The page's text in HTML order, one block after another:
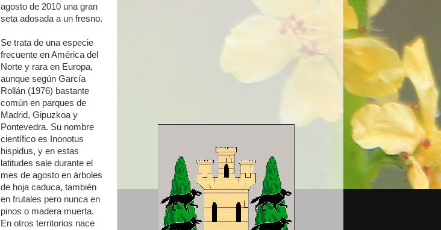
agosto de 2010 una gran
seta adosada a un fresno.
Se trata de una especie
frecuente en América del
Norte y rara en Europa,
aunque según García
Rollán (1976) bastante
común en parques de
Madrid, Gipuzkoa y
Pontevedra. Su nombre
científico es Inonotus
hispidus, y en estas
latitudes sale durante el
mes de agosto en árboles
de hoja caduca, también
en frutales pero nunca en
pinos o madera muerta.
En otros territorios nace